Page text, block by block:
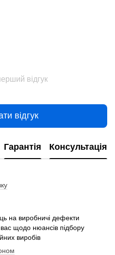
відгук
відгук
Гарантія Консультація
на виробничі дефекти
щодо нюансів підбору
виробів